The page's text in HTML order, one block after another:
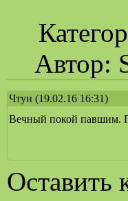
Автор:
Чтун (19.02.16 16:31)
Вечный покой павшим.
Оставить